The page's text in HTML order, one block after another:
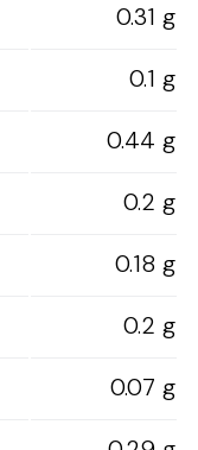
0.31 g
0.1 g
0.44 g
0.2 g
0.18 g
0.2 g
0.07 g